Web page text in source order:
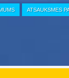
ATSAUKSMES